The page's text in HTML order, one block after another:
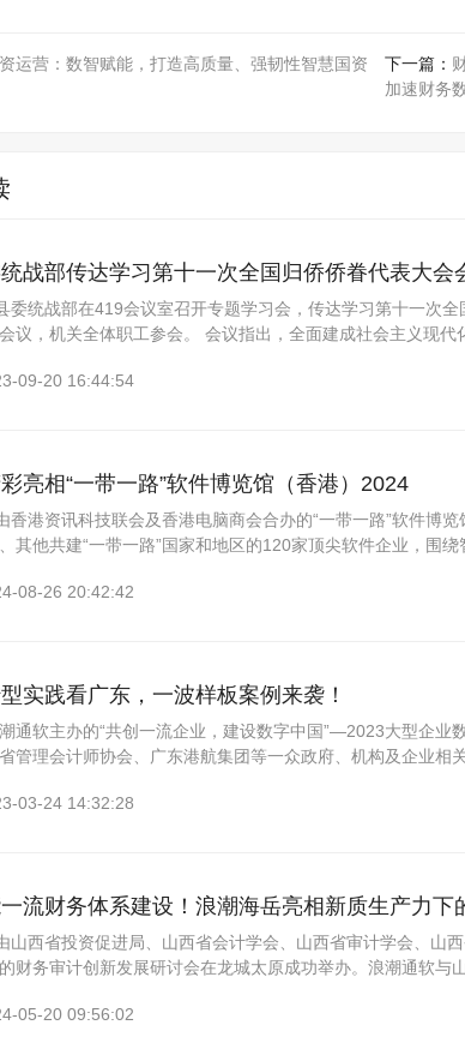
运营：数智赋能，打造高质量、强韧性智慧国资
下一篇：
加速财务
战部传达学习第十一次全国归侨侨眷代表大会
委统战部在419会议室召开专题学习会，传达学习第十一次
议，机关全体职工参会。 会议指出，全面建成社会主义现
09-20 16:44:54
亮相“一带一路”软件博览馆（香港）2024
香港资讯科技联会及香港电脑商会合办的“一带一路”软件博
其他共建“一带一路”国家和地区的120家顶尖软件企业，围
08-26 20:42:42
实践看广东，一波样板案例来袭！
通软主办的“共创一流企业，建设数字中国”—2023大型企业
管理会计师协会、广东港航集团等一众政府、机构及企业相
03-24 14:32:28
流财务体系建设！浪潮海岳亮相新质生产力下
山西省投资促进局、山西省会计学会、山西省审计学会、山
财务审计创新发展研讨会在龙城太原成功举办。浪潮通软与
05-20 09:56:02